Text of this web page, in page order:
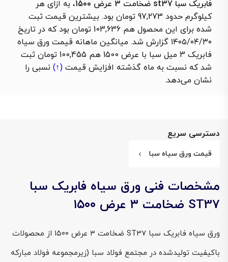
فابریک سبا st37 ضخامت 3 عرض 1500
، به ازای هر
کیلوگرم حدود 97,273 تومان بود. بیشترین قیمت ثبت
شده برای این محصول هم 103,636 تومان بود که در تاریخ
۱۴۰۵/۰۴/۳۰ گزارش شد. میانگین ماهانه قیمت ورق سیاه
فابریک 3 میل سبا با عرض 1500 هم 100,455 تومان ثبت
شد که نسبت به ماه گذشته افزایش قیمت (↑) نسبی را
نشان می‌دهد.
دسترسی سریع
قیمت ورق سیاه سبا
مشخصات فنی ورق سیاه فابریک سبا
ST37 ضخامت ۳ عرض ۱۵۰۰
ورق سیاه فابریک سبا ST37 ضخامت ۳ عرض ۱۵۰۰ از محصولات
باکیفیت تولیدشده در مجتمع فولاد سبا (زیرمجموعه فولاد مبارکه